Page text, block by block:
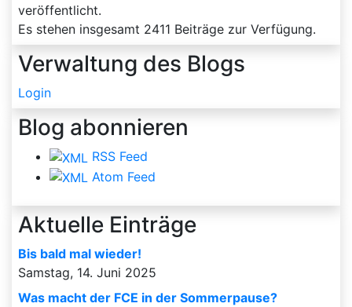
veröffentlicht.
Es stehen insgesamt 2411 Beiträge zur Verfügung.
Verwaltung des Blogs
Login
Blog abonnieren
RSS Feed
Atom Feed
Aktuelle Einträge
Bis bald mal wieder!
Samstag, 14. Juni 2025
Was macht der FCE in der Sommerpause?